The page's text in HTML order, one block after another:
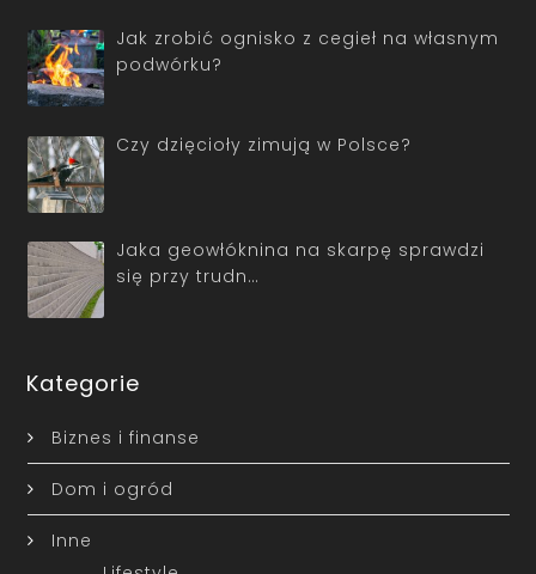
Jak zrobić ognisko z cegieł na własnym
podwórku?
Czy dzięcioły zimują w Polsce?
Jaka geowłóknina na skarpę sprawdzi
się przy trudn…
Kategorie
Biznes i finanse
Dom i ogród
Inne